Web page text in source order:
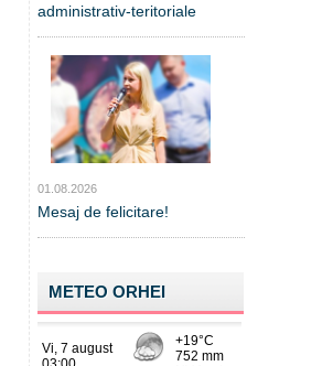
administrativ-teritoriale
01.08.2026
Mesaj de felicitare!
METEO ORHEI